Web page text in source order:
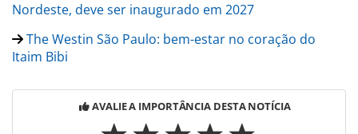
Nordeste, deve ser inaugurado em 2027
The Westin São Paulo: bem-estar no coração do
Itaim Bibi
AVALIE A IMPORTÂNCIA DESTA NOTÍCIA